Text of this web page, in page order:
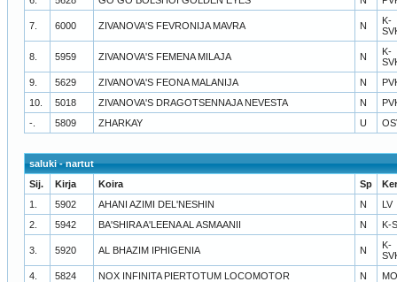
7. 6000 ZIVANOVA'S FEVRONIJA MAVRA N
K-
8. 5959 ZIVANOVA'S FEMENA MILAJA N
K-
9.
5629 ZIVANOVA'S FEONA MALANIJA N
10.
5018 ZIVANOVA'S DRAGOTSENNAJA NEVESTA N
-.
5809 ZHARKAY U
saluki - nartut
Sij.
Kirja Koira Sp
1.
5902 AHANI AZIMI DEL'NESHIN N
LV
2.
5942 BA'SHIRA A'LEENA AL ASMAANII N K-
3. 5920 AL BHAZIM IPHIGENIA N
K-
4.
5824 NOX INFINITA PIERTOTUM LOCOMOTOR N